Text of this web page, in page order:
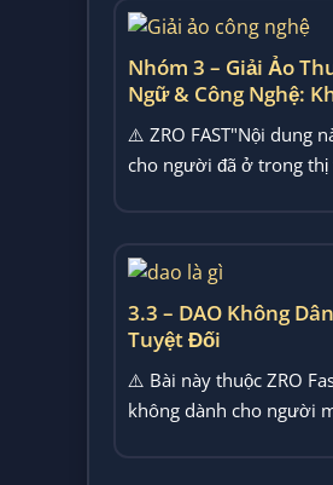
Nhóm 3 – Giải Ảo
Ngữ & Công Nghệ:
Đang Che Đi Những
Rất Cũ
⚠️ ZRO FAST"Nội dung
cho người đã ở trong
3.3 – DAO Không
Tuyệt Đối
⚠️ Bài này thuộc ZRO
không dành cho người